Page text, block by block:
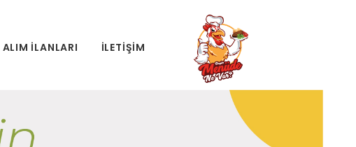
ALIM İLANLARI İLETIŞIM